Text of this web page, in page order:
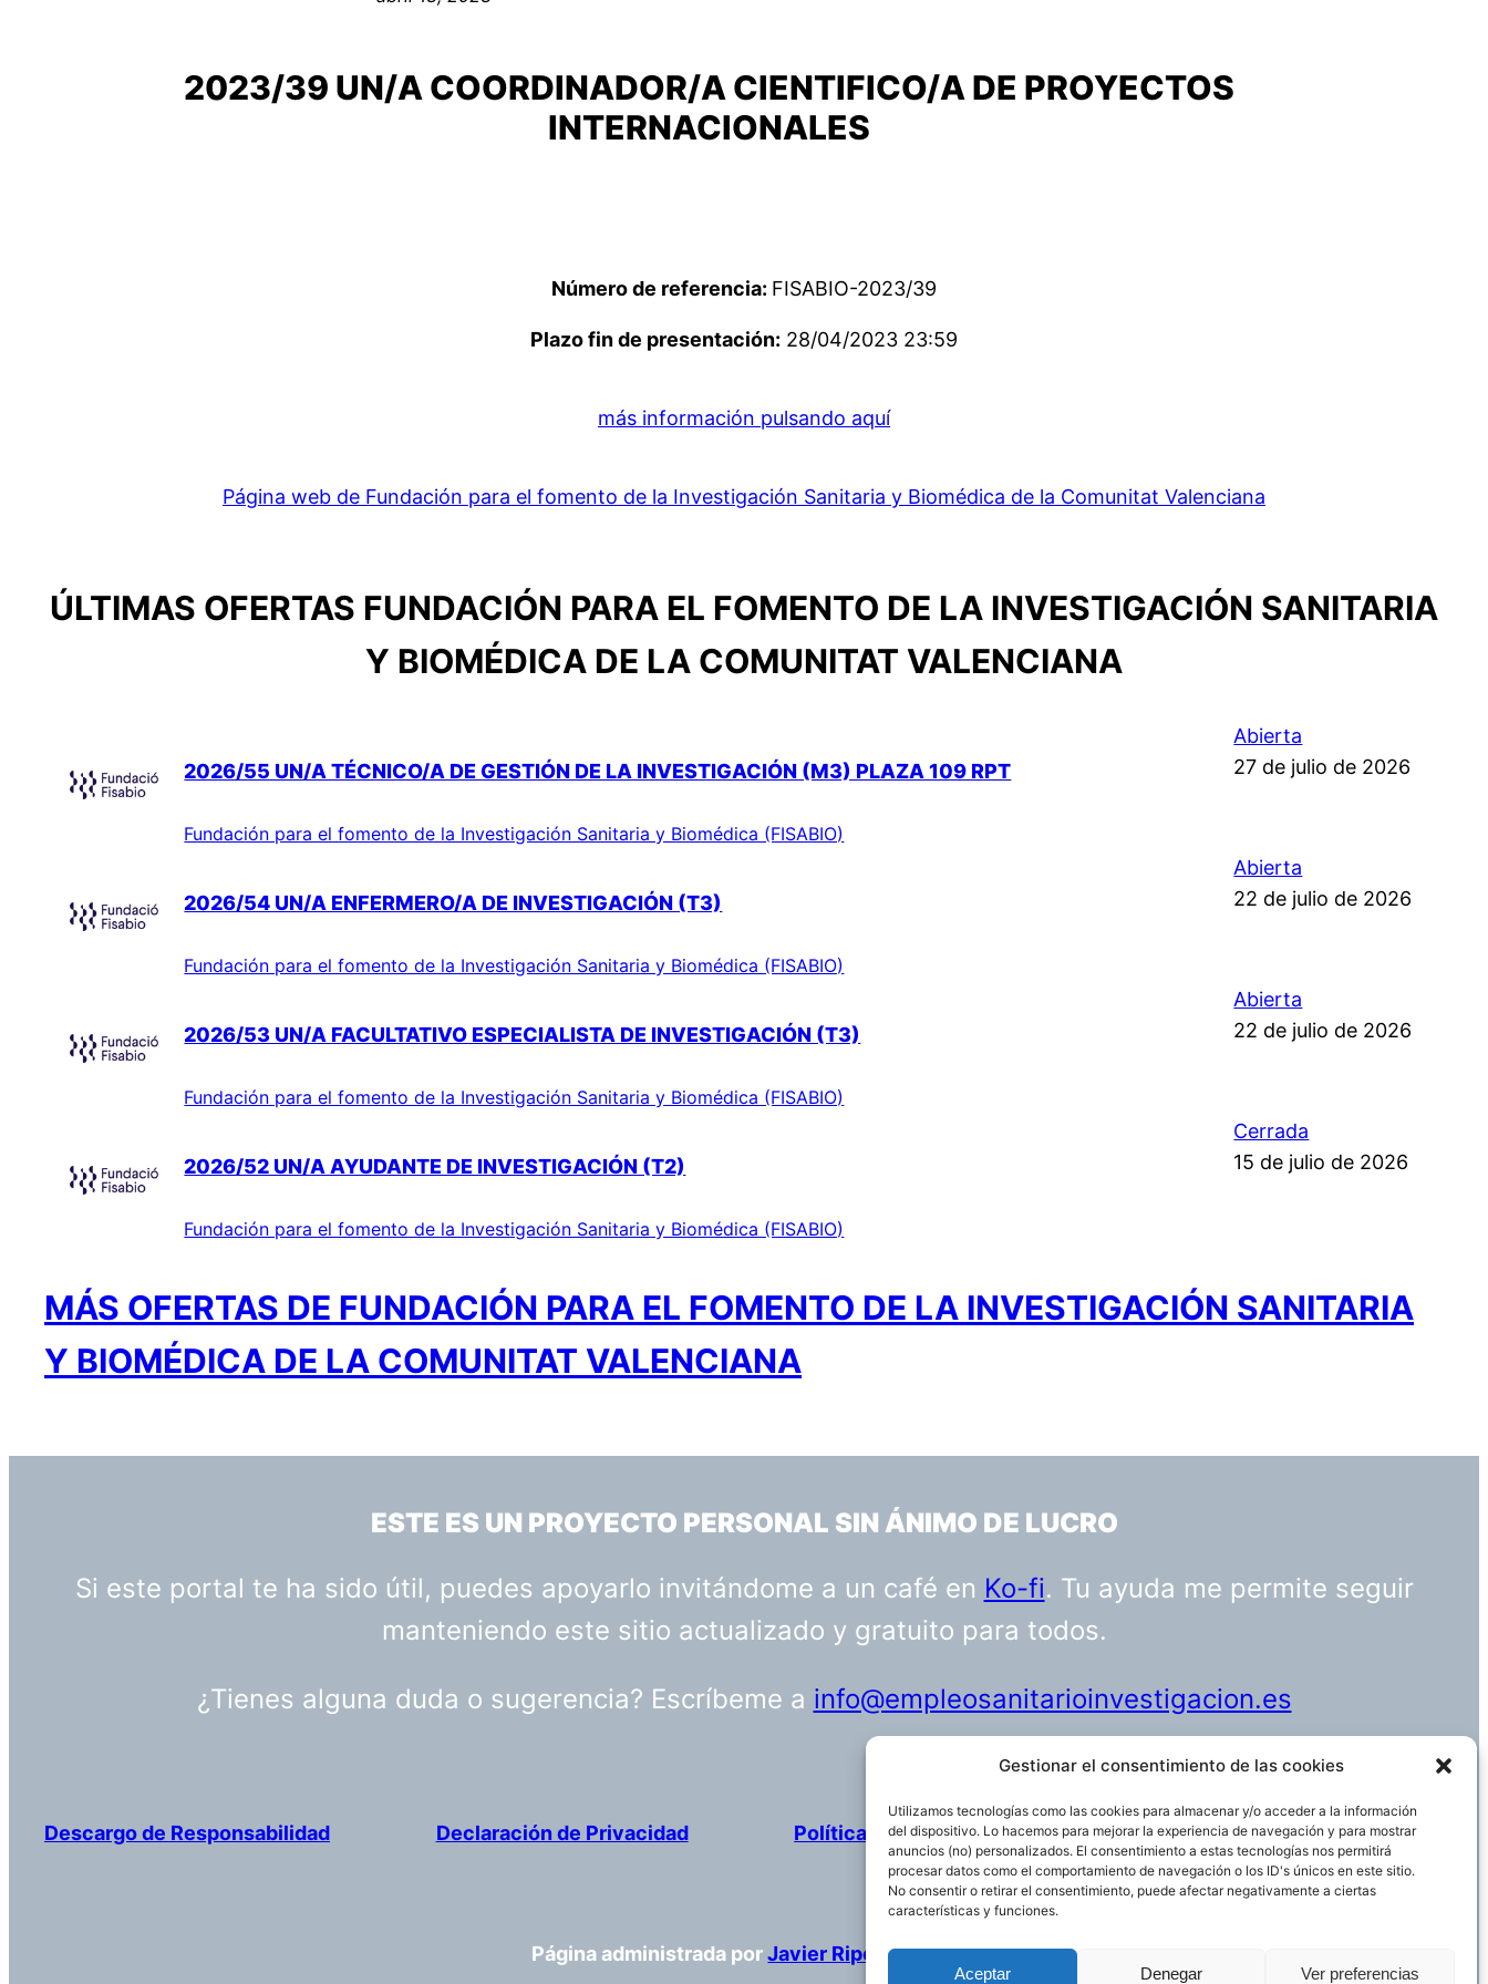
Gestionar el consentimiento de las cookies
Utilizamos tecnologías como las cookies para almacenar y/o acceder a la información
del dispositivo. Lo hacemos para mejorar la experiencia de navegación y para mostrar
anuncios (no) personalizados. El consentimiento a estas tecnologías nos permitirá
procesar datos como el comportamiento de navegación o los ID's únicos en este sitio.
No consentir o retirar el consentimiento, puede afectar negativamente a ciertas
características y funciones.
Aceptar Denegar Ver preferencias
2023/39 UN/A COORDINADOR/A CIENTIFICO/A DE PROYECTOS
INTERNACIONALES
Número de referencia: FISABIO-2023/39
Plazo fin de presentación: 28/04/2023 23:59
más información pulsando aquí
Página web de Fundación para el fomento de la Investigación Sanitaria y Biomédica de la Comunitat Valenciana
ÚLTIMAS OFERTAS FUNDACIÓN PARA EL FOMENTO DE LA INVESTIGACIÓN SANITARIA
Y BIOMÉDICA DE LA COMUNITAT VALENCIANA
2026/55 UN/A TÉCNICO/A DE GESTIÓN DE LA INVESTIGACIÓN (M3) PLAZA 109 RPT
Fundación para el fomento de la Investigación Sanitaria y Biomédica (FISABIO)
Abierta
27 de julio de 2026
2026/54 UN/A ENFERMERO/A DE INVESTIGACIÓN (T3)
Fundación para el fomento de la Investigación Sanitaria y Biomédica (FISABIO)
Abierta
22 de julio de 2026
2026/53 UN/A FACULTATIVO ESPECIALISTA DE INVESTIGACIÓN (T3)
Fundación para el fomento de la Investigación Sanitaria y Biomédica (FISABIO)
Abierta
22 de julio de 2026
2026/52 UN/A AYUDANTE DE INVESTIGACIÓN (T2)
Fundación para el fomento de la Investigación Sanitaria y Biomédica (FISABIO)
Cerrada
15 de julio de 2026
MÁS OFERTAS DE FUNDACIÓN PARA EL FOMENTO DE LA INVESTIGACIÓN SANITARIA
Y BIOMÉDICA DE LA COMUNITAT VALENCIANA
ESTE ES UN PROYECTO PERSONAL SIN ÁNIMO DE LUCRO
Si este portal te ha sido útil, puedes apoyarlo invitándome a un café en Ko-fi. Tu ayuda me permite seguir
manteniendo este sitio actualizado y gratuito para todos.
¿Tienes alguna duda o sugerencia? Escríbeme a info@empleosanitarioinvestigacion.es
Descargo de Responsabilidad Declaración de Privacidad Política de cookies Funciona gracias aWordPress
Página administrada porJavier Ripoll